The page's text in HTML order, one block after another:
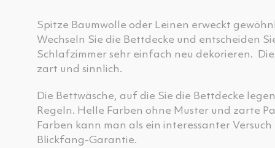
Spitze Baumwolle oder Leinen erweckt
Wechseln Sie die Bettdecke und entscheiden
Schlafzimmer sehr einfach neu dekorieren.
zart und sinnlich.
Die Bettwäsche, auf die Sie die Bettdecke
Regeln. Helle Farben ohne Muster und zarte
Farben kann man als ein interessanter
Blickfang-Garantie.